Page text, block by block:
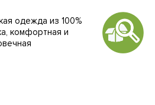
одежда из 100%
комфортная и